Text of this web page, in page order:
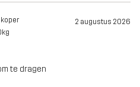
2 augustus 2026
te dragen